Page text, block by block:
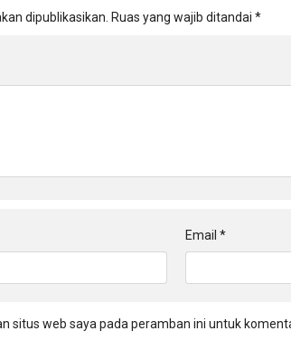
dipublikasikan. Ruas yang wajib ditandai *
Email *
situs web saya pada peramban ini untuk